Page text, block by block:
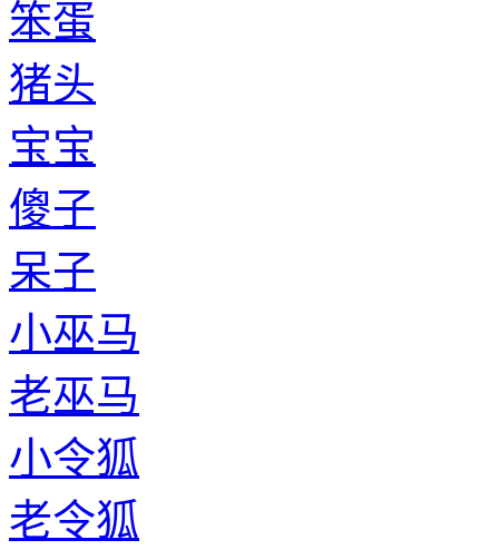
笨蛋
猪头
宝宝
傻子
呆子
小巫马
老巫马
小令狐
老令狐